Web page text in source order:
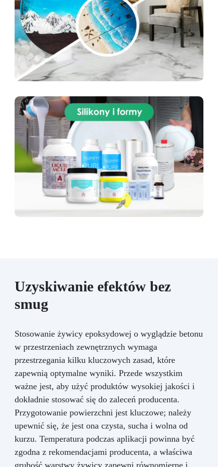
proporcji 1:1 wagowo. Na przykład 100 g części
A z 100 g części B. Użyj precyzyjnej wagi.
Naczynie do mieszania: Czyste, suche i wolne
od tłuszczu. Mieszanie: Mieszaj powoli czystą
szpatułką, zbierając mieszankę z boków i dna
naczynia, aby uzyskać jednorodną masę. Unikaj
powstawania pęcherzyków powietrza.
Wlewanie: Wlej silikon powoli z jednego punktu,
formę bez powietrza. Odpowietrzanie
(opcjonalnie): Dla bardzo drobnych detali
zaleca się użycie komory próżniowej.
Utwardzanie: Przy 25 °C czas pracy ok. 30–40
minut, następnie pozostaw do utwardzenia.
Wyjmowanie i pielęgnacja formy: Po całkowitym
utwardzeniu delikatnie wyjmij model z formy.
Formy myj letnią wodą z delikatnym mydłem.
Przechowuj w suchym, chłodnym miejscu z dala
od światła słonecznego. Aby przedłużyć
żywotność formy, stosuj olej silikonowy po
każdym użyciu. Dodatkowe wskazówki:
narażonych na temperatury powyżej +250 °C
oraz na agresywne chemikalia niekompatybilne
Uzyskiwanie efektów bez
smug
Stosowanie żywicy epoksydowej o wyglądzie betonu
w przestrzeniach zewnętrznych wymaga
przestrzegania kilku kluczowych zasad, które
zapewnią optymalne wyniki. Przede wszystkim
ważne jest, aby użyć produktów wysokiej jakości i
dokładnie stosować się do zaleceń producenta.
Przygotowanie powierzchni jest kluczowe; należy
upewnić się, że jest ona czysta, sucha i wolna od
kurzu. Temperatura podczas aplikacji powinna być
zgodna z rekomendacjami producenta, a właściwa